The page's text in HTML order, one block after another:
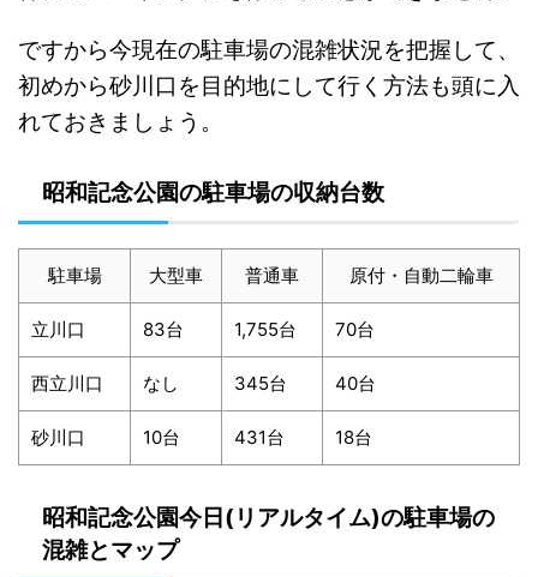
ですから今現在の駐車場の混雑状況を把握して、
初めから砂川口を目的地にして行く方法も頭に入
れておきましょう。
昭和記念公園の駐車場の収納台数
駐車場 大型車 普通車 原付・自動二輪車
立川口 83台 1,755台 70台
西立川口 なし 345台 40台
砂川口 10台 431台 18台
昭和記念公園今日(リアルタイム)の駐車場の
混雑とマップ